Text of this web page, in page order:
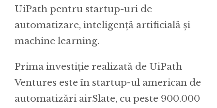
UiPath pentru startup-uri de
automatizare, inteligență artificială și
machine learning.
Prima investiție realizată de UiPath
Ventures este în startup-ul american de
automatizări airSlate, cu peste 900.000